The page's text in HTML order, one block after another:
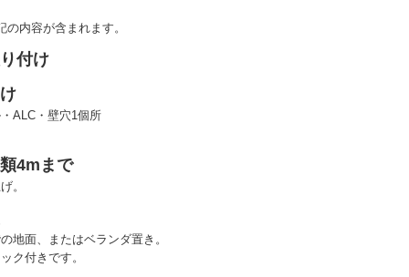
内容が含まれます。
付け
ALC・壁穴1個所
4mまで
。
地面、またはベランダ置き。
ク付きです。